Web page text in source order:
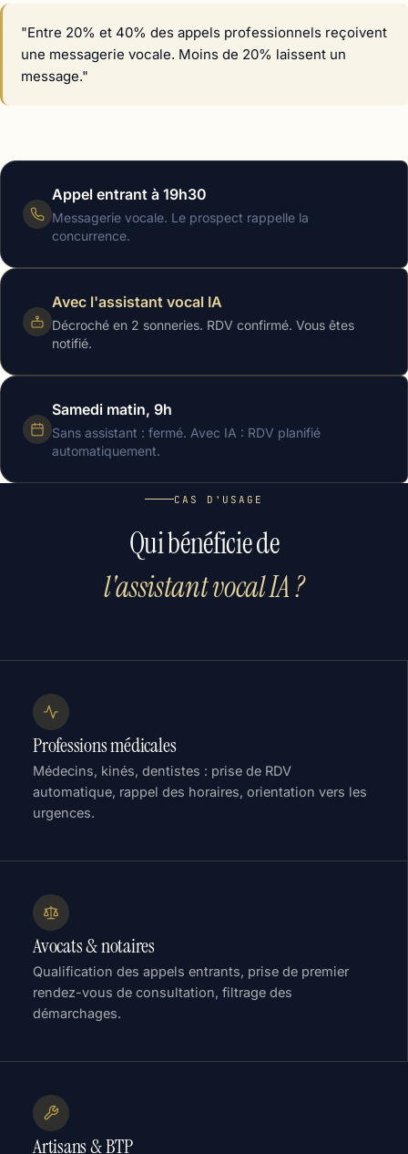
"Entre 20% et 40% des appels professionnels reçoivent
une messagerie vocale. Moins de 20% laissent un
message."
Appel entrant à 19h30
Messagerie vocale. Le prospect rappelle la
concurrence.
Avec l'assistant vocal IA
Décroché en 2 sonneries. RDV confirmé. Vous êtes
notifié.
Samedi matin, 9h
Sans assistant : fermé. Avec IA : RDV planifié
automatiquement.
CAS D'USAGE
Qui bénéficie de
l'assistant vocal IA ?
Professions médicales
Médecins, kinés, dentistes : prise de RDV
automatique, rappel des horaires, orientation vers les
urgences.
Avocats & notaires
Qualification des appels entrants, prise de premier
rendez-vous de consultation, filtrage des
démarchages.
Artisans & BTP